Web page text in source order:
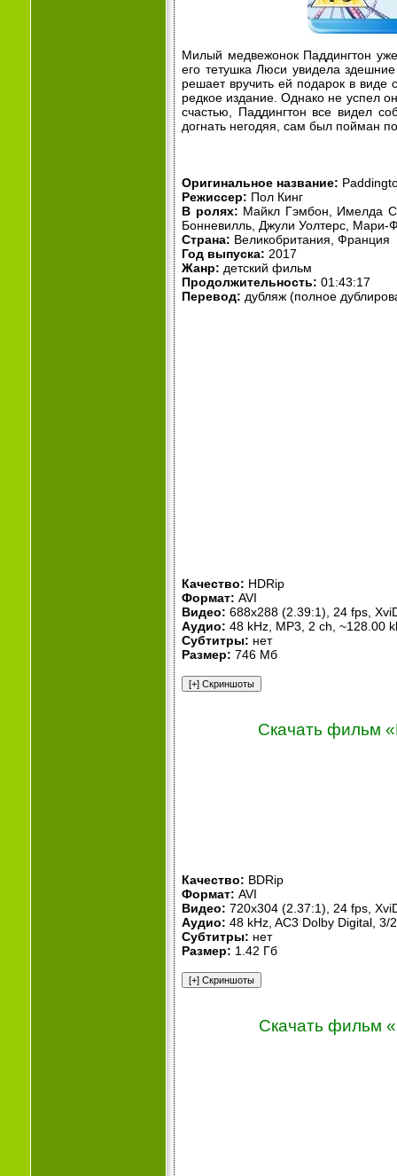
Милый медвежонок Паддингтон
его тетушка Люси увидела
решает вручить ей подарок в виде
редкое издание. Однако не успел
счастью, Паддингтон все видел
догнать негодяя, сам был пойман
Оригинальное название:
Режиссер: Пол Кинг
В ролях: Майкл Гэмбон, Имелда
Бонневилль, Джули Уолтерс, Мари-
Страна: Великобритания, Франция
Год выпуска: 2017
Жанр: детский фильм
Продолжительность: 01:43:17
Перевод: дубляж (полное
Качество: HDRip
Формат: AVI
Видео: 688x288 (2.39:1), 24 fps,
Аудио: 48 kHz, MP3, 2 ch, ~128.00
Субтитры: нет
Размер: 746 Мб
Скачать фильм
Качество: BDRip
Формат: AVI
Видео: 720x304 (2.37:1), 24 fps,
Аудио: 48 kHz, AC3 Dolby Digital,
Субтитры: нет
Размер: 1.42 Гб
Скачать фильм